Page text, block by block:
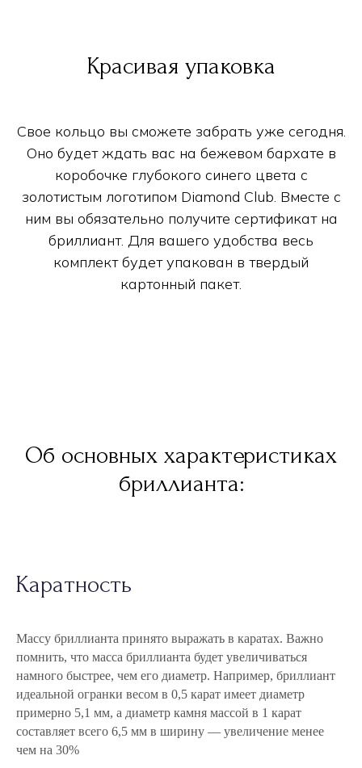
Красивая упаковка
Свое кольцо вы сможете забрать уже сегодня.
Оно будет ждать вас на бежевом бархате в
коробочке глубокого синего цвета с
золотистым логотипом Diamond Club. Вместе с
ним вы обязательно получите сертификат на
бриллиант. Для вашего удобства весь
комплект будет упакован в твердый
картонный пакет.
Об основных характеристиках
бриллианта:
Каратность